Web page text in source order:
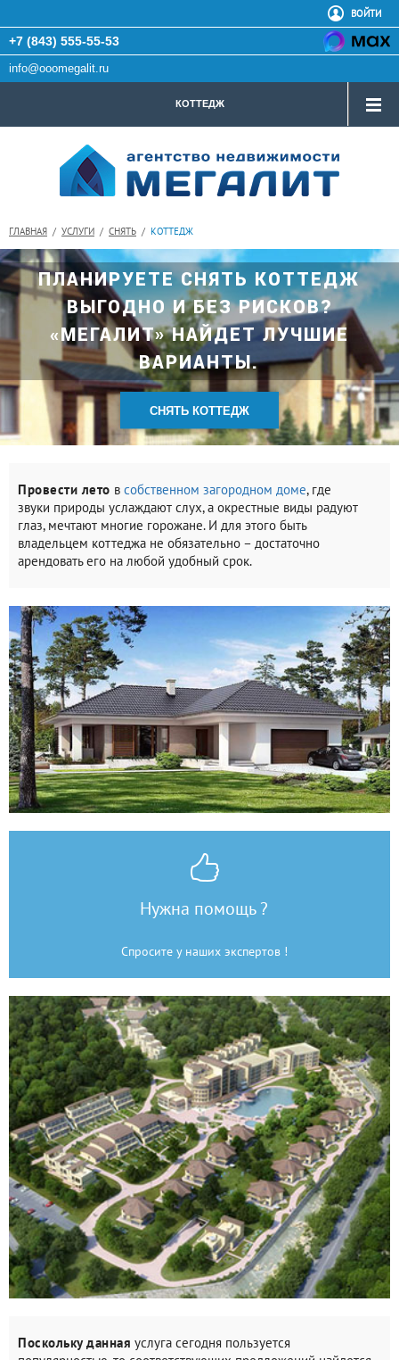
ВОЙТИ
+7 (843) 555-55-53
info@ooomegalit.ru
КОТТЕДЖ
ГЛАВНАЯ / УСЛУГИ / СНЯТЬ / КОТТЕДЖ
ПЛАНИРУЕТЕ СНЯТЬ КОТТЕДЖ
ВЫГОДНО И БЕЗ РИСКОВ?
«МЕГАЛИТ» НАЙДЕТ ЛУЧШИЕ
ВАРИАНТЫ.
СНЯТЬ КОТТЕДЖ
Провести лето в собственном загородном доме, где
звуки природы услаждают слух, а окрестные виды радуют
глаз, мечтают многие горожане. И для этого быть
владельцем коттеджа не обязательно – достаточно
арендовать его на любой удобный срок.
Нужна помощь ?
Спросите у наших экспертов !
Поскольку данная услуга сегодня пользуется